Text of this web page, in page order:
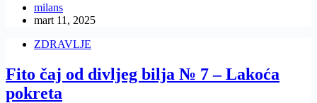
milans
mart 11, 2025
ZDRAVLJE
Fito čaj od divljeg bilja № 7 – Lakoća
pokreta